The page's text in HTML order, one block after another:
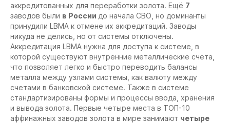
аккредитованных для переработки золота. Ещё 7
заводов были в России до начала СВО, но доминанты
принудили LBMA к отмене их аккредитаций. Заводы
никуда не делись, но от системы отключены.
Аккредитация LBMA нужна для доступа к системе, в
которой существуют внутренние металлические счета,
что позволяет легко и быстро переводить балансы
металла между узлами системы, как валюту между
счетами в банковской системе. Также в системе
стандартизированы формы и процессы ввода, хранения
и вывода золота. Первые четыре места в ТОП-10
аффинажных заводов золота в мире занимают четыре